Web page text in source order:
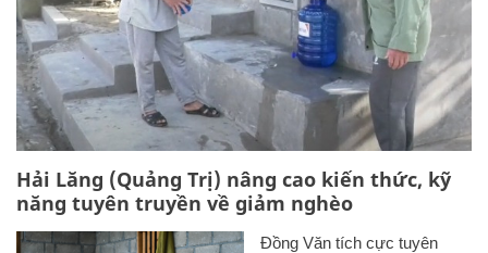
Hải Lăng (Quảng Trị) nâng cao kiến thức, kỹ
năng tuyên truyền về giảm nghèo
Đồng Văn tích cực tuyên